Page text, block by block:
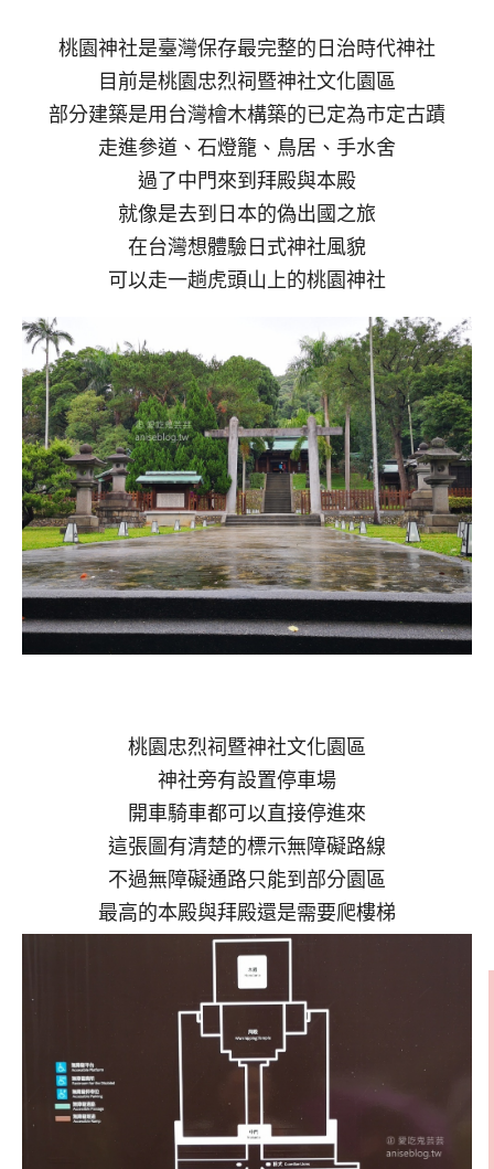
桃園神社是臺灣保存最完整的日治時代神社
目前是桃園忠烈祠暨神社文化園區
部分建築是用台灣檜木構築的已定為市定古蹟
走進參道、石燈籠、鳥居、手水舍
過了中門來到拜殿與本殿
就像是去到日本的偽出國之旅
在台灣想體驗日式神社風貌
可以走一趟虎頭山上的桃園神社
桃園忠烈祠暨神社文化園區
神社旁有設置停車場
開車騎車都可以直接停進來
這張圖有清楚的標示無障礙路線
不過無障礙通路只能到部分園區
最高的本殿與拜殿還是需要爬樓梯